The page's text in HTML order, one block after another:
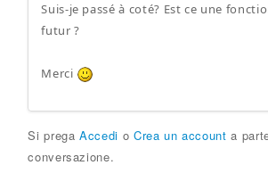
Suis-je passé à coté? Est ce une
futur ?
Merci
Si pregaAccedi o Crea un account a
conversazione.